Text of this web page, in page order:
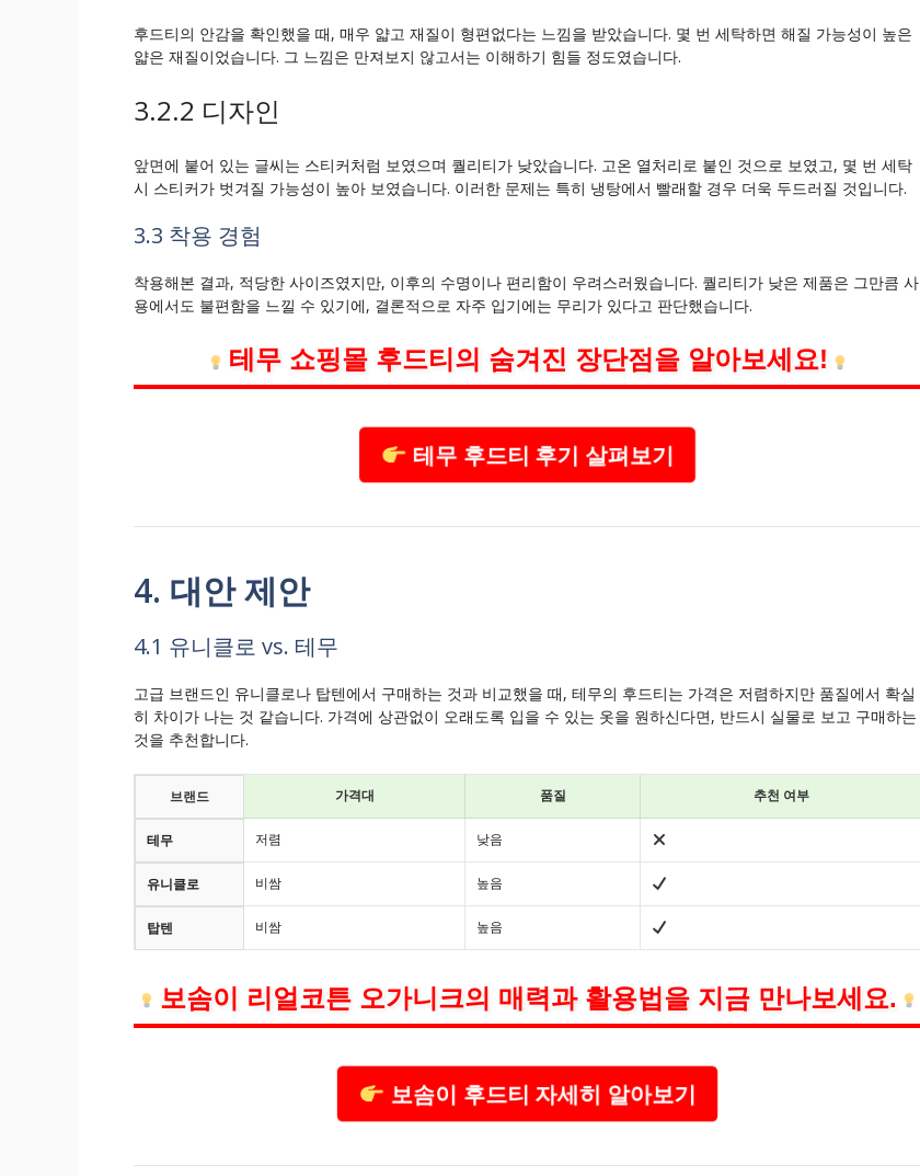
후드티의 안감을 확인했을 때, 매우 얇고 재질이 형편없다는 느낌을 받았습니다. 몇 번 세탁하면 해질 가능성이 높은
얇은 재질이었습니다. 그 느낌은 만져보지 않고서는 이해하기 힘들 정도였습니다.
3.2.2 디자인
앞면에 붙어 있는 글씨는 스티커처럼 보였으며 퀄리티가 낮았습니다. 고온 열처리로 붙인 것으로 보였고, 몇 번 세탁
시 스티커가 벗겨질 가능성이 높아 보였습니다. 이러한 문제는 특히 냉탕에서 빨래할 경우 더욱 두드러질 것입니다.
3.3 착용 경험
착용해본 결과, 적당한 사이즈였지만, 이후의 수명이나 편리함이 우려스러웠습니다. 퀄리티가 낮은 제품은 그만큼 사
용에서도 불편함을 느낄 수 있기에, 결론적으로 자주 입기에는 무리가 있다고 판단했습니다.
테무 쇼핑몰 후드티의 숨겨진 장단점을 알아보세요!
테무 후드티 후기 살펴보기
4. 대안 제안
4.1 유니클로 vs. 테무
고급 브랜드인 유니클로나 탑텐에서 구매하는 것과 비교했을 때, 테무의 후드티는 가격은 저렴하지만 품질에서 확실
히 차이가 나는 것 같습니다. 가격에 상관없이 오래도록 입을 수 있는 옷을 원하신다면, 반드시 실물로 보고 구매하는
것을 추천합니다.
브랜드 가격대 품질 추천 여부
테무 저렴 낮음
유니클로 비쌈 높음
탑텐 비쌈 높음
보솜이 리얼코튼 오가니크의 매력과 활용법을 지금 만나보세요.
보솜이 후드티 자세히 알아보기